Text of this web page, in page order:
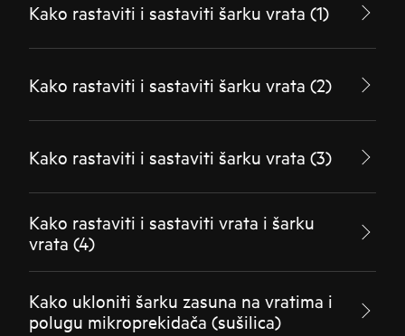
Kako rastaviti i sastaviti šarku vrata (1)
Kako rastaviti i sastaviti šarku vrata (2)
Kako rastaviti i sastaviti šarku vrata (3)
Kako rastaviti i sastaviti vrata i šarku
vrata (4)
Kako ukloniti šarku zasuna na vratima i
polugu mikroprekidača (sušilica)